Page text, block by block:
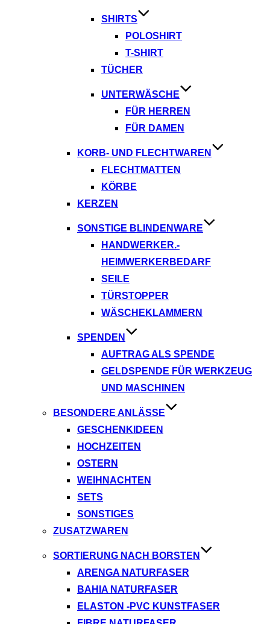
SHIRTS
POLOSHIRT
T-SHIRT
TÜCHER
UNTERWÄSCHE
FÜR HERREN
FÜR DAMEN
KORB- UND FLECHTWAREN
FLECHTMATTEN
KÖRBE
KERZEN
SONSTIGE BLINDENWARE
HANDWERKER.-
HEIMWERKERBEDARF
SEILE
TÜRSTOPPER
WÄSCHEKLAMMERN
SPENDEN
AUFTRAG ALS SPENDE
GELDSPENDE FÜR WERKZEUG
UND MASCHINEN
BESONDERE ANLÄSSE
GESCHENKIDEEN
HOCHZEITEN
OSTERN
WEIHNACHTEN
SETS
SONSTIGES
ZUSATZWAREN
SORTIERUNG NACH BORSTEN
ARENGA NATURFASER
BAHIA NATURFASER
ELASTON -PVC KUNSTFASER